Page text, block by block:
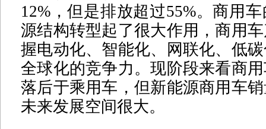
12%，但是排放超过55%。商用
源结构转型起了很大作用，商用
握电动化、智能化、网联化、低
全球化的竞争力。现阶段来看商
落后于乘用车，但新能源商用车
未来发展空间很大。